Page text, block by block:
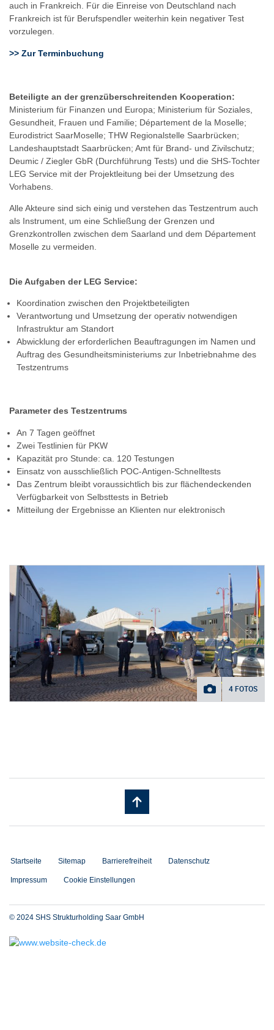
auch in Frankreich. Für die Einreise von Deutschland nach
Frankreich ist für Berufspendler weiterhin kein negativer Test
vorzulegen.
>> Zur Terminbuchung
Beteiligte an der grenzüberschreitenden Kooperation:
Ministerium für Finanzen und Europa; Ministerium für Soziales,
Gesundheit, Frauen und Familie; Département de la Moselle;
Eurodistrict SaarMoselle; THW Regionalstelle Saarbrücken;
Landeshauptstadt Saarbrücken; Amt für Brand- und Zivilschutz;
Deumic / Ziegler GbR (Durchführung Tests) und die SHS-Tochter
LEG Service mit der Projektleitung bei der Umsetzung des
Vorhabens.
Alle Akteure sind sich einig und verstehen das Testzentrum auch
als Instrument, um eine Schließung der Grenzen und
Grenzkontrollen zwischen dem Saarland und dem Département
Moselle zu vermeiden.
Die Aufgaben der LEG Service:
Koordination zwischen den Projektbeteiligten
Verantwortung und Umsetzung der operativ notwendigen
Infrastruktur am Standort
Abwicklung der erforderlichen Beauftragungen im Namen und
Auftrag des Gesundheitsministeriums zur Inbetriebnahme des
Testzentrums
Parameter des Testzentrums
An 7 Tagen geöffnet
Zwei Testlinien für PKW
Kapazität pro Stunde: ca. 120 Testungen
Einsatz von ausschließlich POC-Antigen-Schnelltests
Das Zentrum bleibt voraussichtlich bis zur flächendeckenden
Verfügbarkeit von Selbsttests in Betrieb
Mitteilung der Ergebnisse an Klienten nur elektronisch
4 FOTOS
Startseite Sitemap Barrierefreiheit Datenschutz
Impressum Cookie Einstellungen
© 2024 SHS Strukturholding Saar GmbH